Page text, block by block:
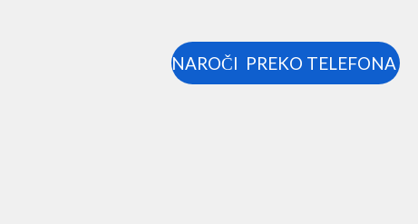
NAROČI PREKO TELEFONA